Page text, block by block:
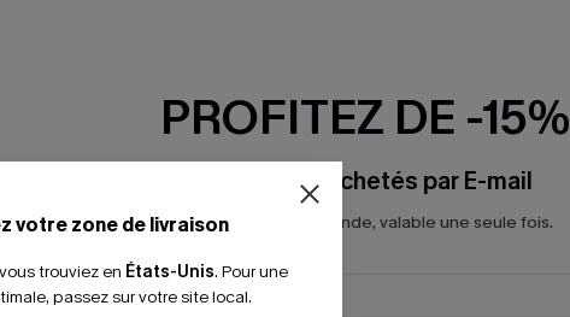
votre zone de livraison
trouviez en États-Unis. Pour une
passez sur votre site local.
PROFITEZ DE -15%
-15% dès 2 Achetés par E-mail
*Un code par commande, valable une seule fois.